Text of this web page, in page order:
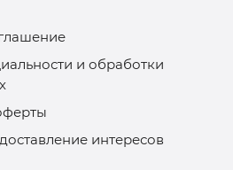
и обработки
интересов